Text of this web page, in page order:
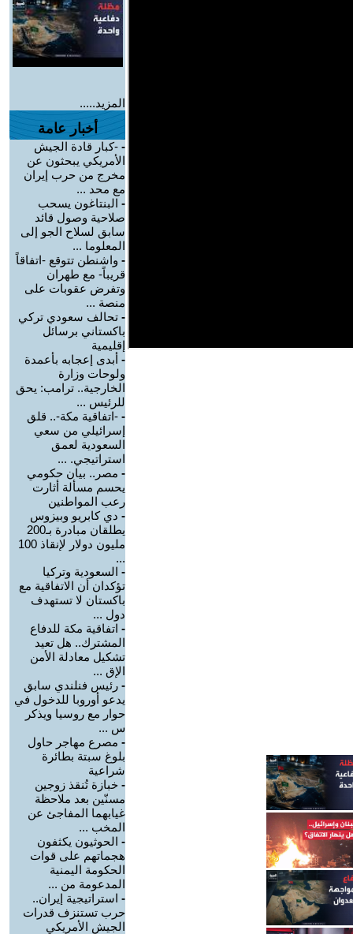
المزيد.....
أخبار عامة
- -كبار قادة الجيش
الأمريكي يبحثون عن
مخرج من حرب إيران
مع محد ...
- البنتاغون يسحب
صلاحية وصول قائد
سابق لسلاح الجو إلى
المعلوما ...
- واشنطن تتوقع -اتفاقاً
قريباً- مع طهران
وتفرض عقوبات على
منصة ...
- تحالف سعودي تركي
باكستاني برسائل
إقليمية
- أبدى إعجابه بأعمدة
ولوحات وزارة
الخارجية.. ترامب: يحق
للرئيس ...
- -اتفاقية مكة-.. قلق
إسرائيلي من سعي
السعودية لعمق
استراتيجي. ...
- مصر.. بيان حكومي
يحسم مسألة أثارت
رعب المواطنين
- دي كابريو وبيزوس
يطلقان مبادرة بـ200
مليون دولار لإنقاذ 100
...
- السعودية وتركيا
تؤكدان أن الاتفاقية مع
باكستان لا تستهدف
دول ...
- اتفاقية مكة للدفاع
المشترك.. هل تعيد
تشكيل معادلة الأمن
الإق ...
- رئيس فنلندي سابق
يدعو أوروبا للدخول في
حوار مع روسيا ويذكر
س ...
- مصرع مهاجر حاول
بلوغ سبتة بطائرة
شراعية
- خبازة تُنقذ زوجين
مسنّين بعد ملاحظة
غيابهما المفاجئ عن
المخب ...
- الحوثيون يكثفون
هجماتهم على قوات
الحكومة اليمنية
المدعومة من ...
- استراتيجية إيران..
حرب تستنزف قدرات
الجيش الأمريكي